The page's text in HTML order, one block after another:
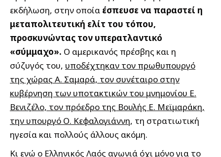
εκδήλωση, στην οποία έσπευσε να παραστεί η
μεταπολιτευτική ελίτ του τόπου,
προσκυνώντας τον υπερατλαντικό
«σύμμαχο». Ο αμερικανός πρέσβης και η
σύζυγός του, υποδέχτηκαν τον πρωθυπουργό
της χώρας Α. Σαμαρά, τον συνέταιρο στην
κυβέρνηση των υποτακτικών του μνημονίου Ε.
Βενιζέλο, τον πρόεδρο της Βουλής Ε. Μεϊμαράκη,
την υπουργό Ο. Κεφαλογιάννη, τη στρατιωτική
ηγεσία και πολλούς άλλους ακόμη.
Κι ενώ ο Ελληνικός Λαός αγωνιά όχι μόνο για το